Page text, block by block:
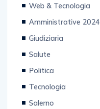
Web & Tecnologia
Amministrative 2024
Giudiziaria
Salute
Politica
Tecnologia
Salerno